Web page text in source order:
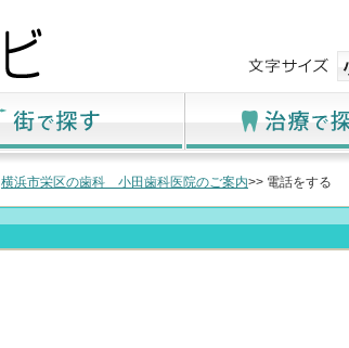
横浜市栄区の歯科 小田歯科医院のご案内>> 電話をする